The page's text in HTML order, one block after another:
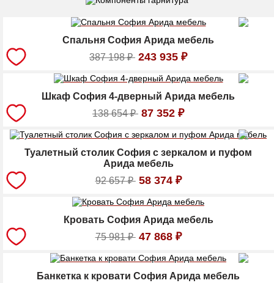
Спальня София Арида мебель
387 198₽ 243 935 ₽
Шкаф София 4-дверный Арида мебель
138 654₽ 87 352 ₽
Туалетный столик София с зеркалом и пуфом
Арида мебель
92 657₽ 58 374 ₽
Кровать София Арида мебель
75 981₽ 47 868 ₽
Банкетка к кровати София Арида мебель